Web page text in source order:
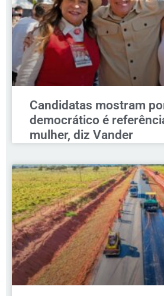
Candidatas mostram
democrático é
mulher, diz Vander